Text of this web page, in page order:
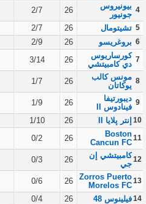
4 بيونيروس
جونيور
26
2/7
5 تشيتومال 26
2/7
6 بروغريسو 26
2/9
7 كورساريوس
دي كامبيتشي
26
3/14
8 مونس كالب
يوكاتان
26
1/7
9 ديبورتيفا
فينادوس II
26
1/9
10 إنتر پلايا II 26
1/10
11
Boston
Cancun FC
26
0/2
12كامبيتشي إن
جي
26
0/3
13
Zorros Puerto
Morelos FC
26
0/6
14فيلينوس 48 26
0/4